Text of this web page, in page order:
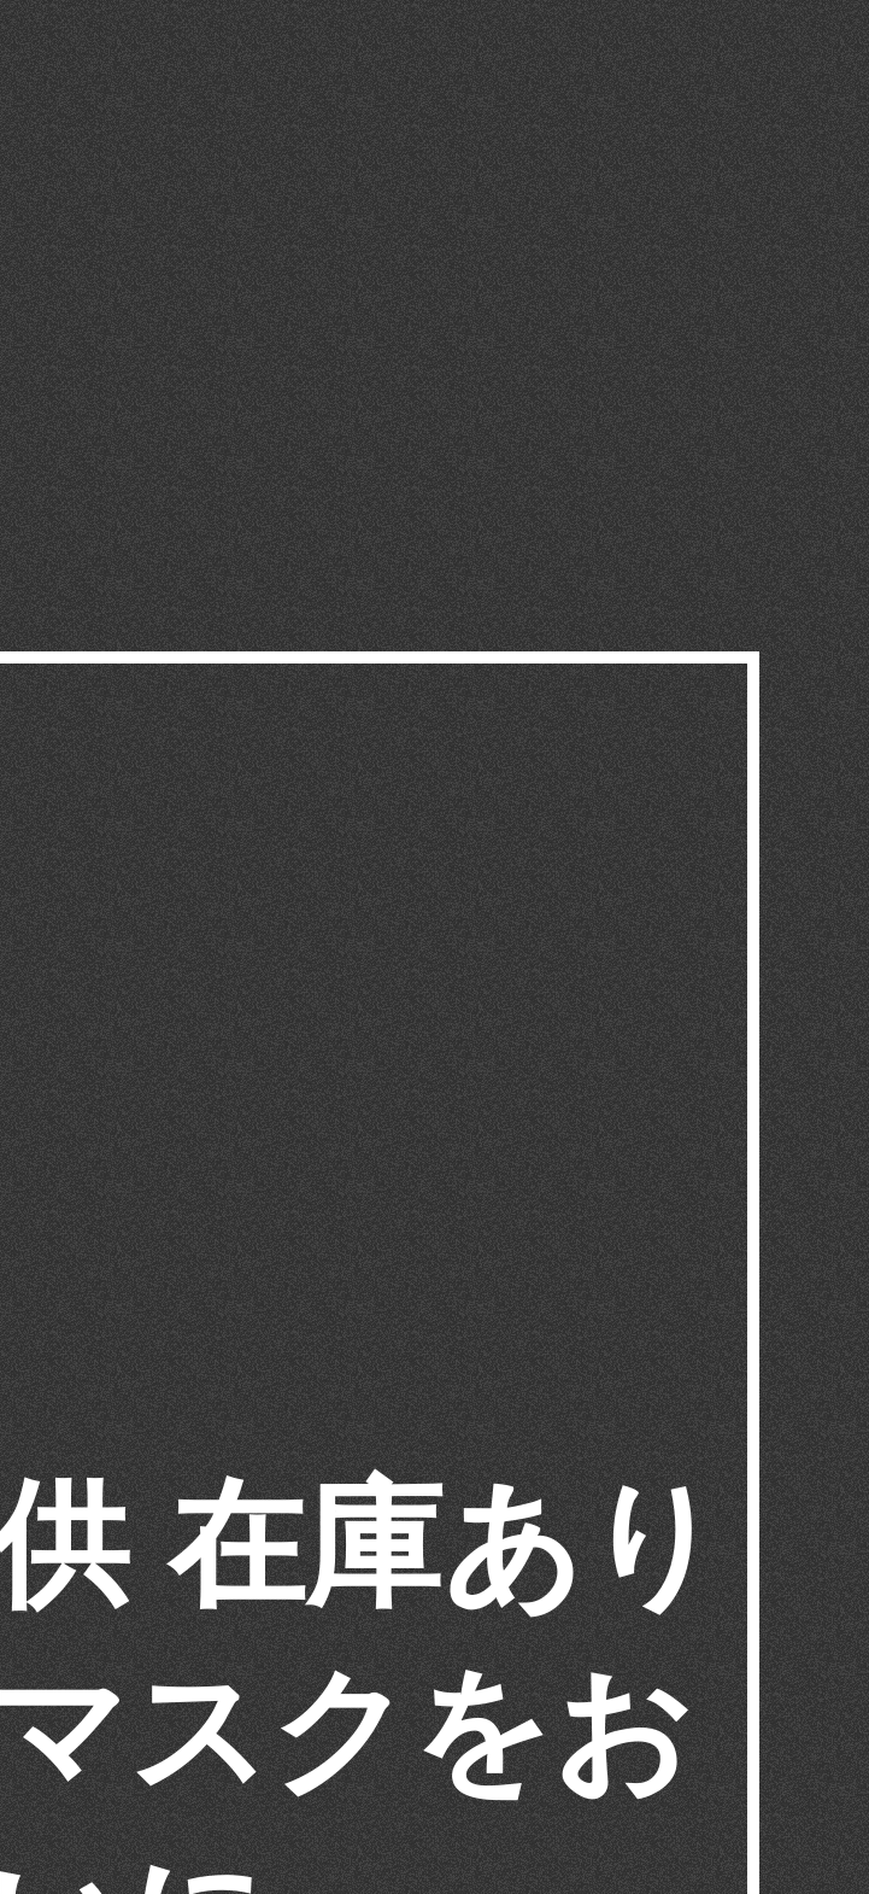
在庫あり
スクをお